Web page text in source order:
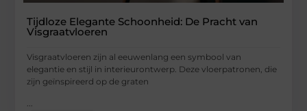
Tijdloze Elegante Schoonheid: De Pracht van
Visgraatvloeren
Visgraatvloeren zijn al eeuwenlang een symbool van
elegantie en stijl in interieurontwerp. Deze vloerpatronen, die
zijn geïnspireerd op de graten
...